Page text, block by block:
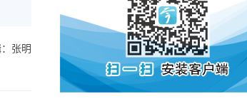
张明